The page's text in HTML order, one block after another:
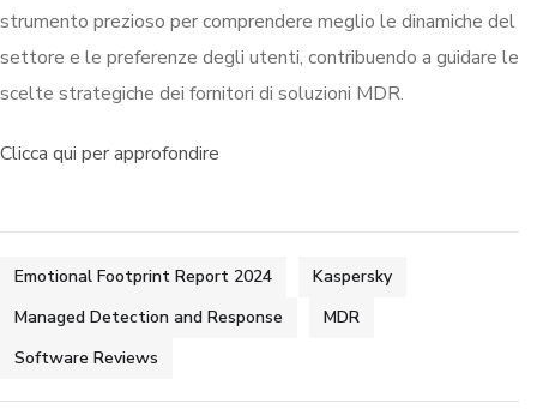
strumento prezioso per comprendere meglio le dinamiche del
settore e le preferenze degli utenti, contribuendo a guidare le
scelte strategiche dei fornitori di soluzioni MDR.
Clicca qui per approfondire
Emotional Footprint Report 2024
Kaspersky
Managed Detection and Response
MDR
Software Reviews